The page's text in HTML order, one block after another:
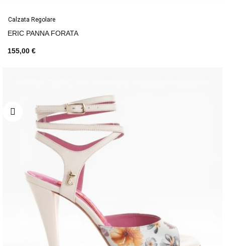
Calzata Regolare
ERIC PANNA FORATA
155,00 €